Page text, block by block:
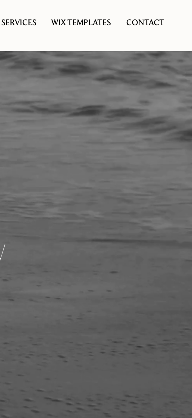
SERVICES WIX TEMPLATES CONTACT